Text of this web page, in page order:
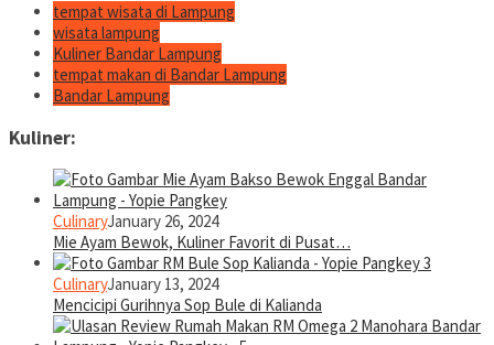
tempat wisata di Lampung
wisata lampung
Kuliner Bandar Lampung
tempat makan di Bandar Lampung
Bandar Lampung
Kuliner:
CulinaryJanuary 26, 2024
Mie Ayam Bewok, Kuliner Favorit di Pusat…
CulinaryJanuary 13, 2024
Mencicipi Gurihnya Sop Bule di Kalianda